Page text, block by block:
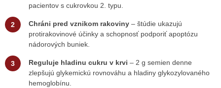
pacientov s cukrovkou 2. typu.
Chráni pred vznikom rakoviny – štúdie ukazujú
protirakovinové účinky a schopnosť podporiť apoptózu
nádorových buniek.
Reguluje hladinu cukru v krvi – 2 g semien denne
zlepšujú glykemickú rovnováhu a hladiny glykozylovaného
hemoglobínu.